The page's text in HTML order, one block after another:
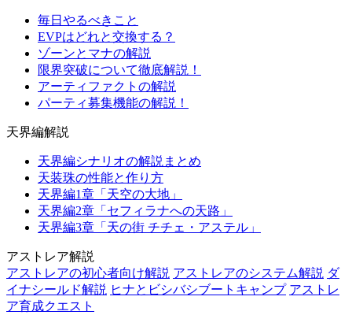
毎日やるべきこと
EVPはどれと交換する？
ゾーンとマナの解説
限界突破について徹底解説！
アーティファクトの解説
パーティ募集機能の解説！
天界編解説
天界編シナリオの解説まとめ
天装珠の性能と作り方
天界編1章「天空の大地」
天界編2章「セフィラナへの天路」
天界編3章「天の街 チチェ・アステル」
アストレア解説
アストレアの初心者向け解説 アストレアのシステム解説 ダ
イナシールド解説 ヒナとビシバシブートキャンプ アストレ
ア育成クエスト